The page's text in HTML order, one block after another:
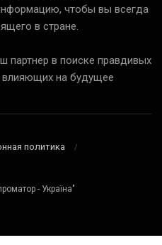
чтобы вы всегда
в стране.
партнер в поиске правдивых
влияющих на будущее
политика
- Україна"